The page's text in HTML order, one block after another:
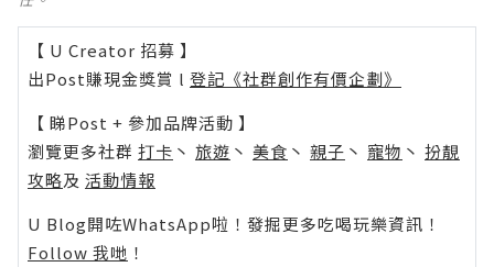
【 U Creator 招募 】
出Post賺現金獎賞 l 登記《社群創作有價企劃》
【 睇Post + 參加品牌活動 】
瀏覽更多社群 打卡 丶 旅遊 丶 美食 丶 親子 丶 寵物 丶 扮靚
攻略及 活動情報
U Blog開咗WhatsApp啦！發掘更多吃喝玩樂資訊！
Follow 我哋 ！